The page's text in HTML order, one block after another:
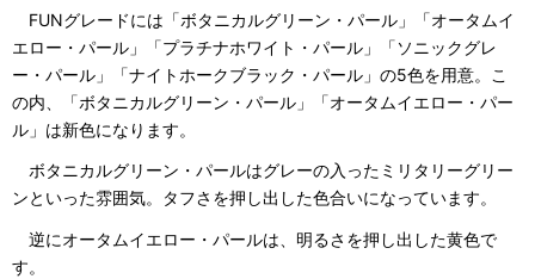
FUNグレードには「ボタニカルグリーン・パール」「オータムイ
エロー・パール」「プラチナホワイト・パール」「ソニックグレ
ー・パール」「ナイトホークブラック・パール」の5色を用意。こ
の内、「ボタニカルグリーン・パール」「オータムイエロー・パー
ル」は新色になります。
ボタニカルグリーン・パールはグレーの入ったミリタリーグリー
ンといった雰囲気。タフさを押し出した色合いになっています。
逆にオータムイエロー・パールは、明るさを押し出した黄色で
す。